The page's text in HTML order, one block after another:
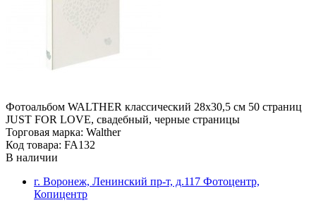
Фотоальбом WALTHER классический 28x30,5 см 50 страниц
JUST FOR LOVE, свадебный, черные страницы
Торговая марка: Walther
Код товара: FA132
В наличии
г. Воронеж, Ленинский пр-т, д.117 Фотоцентр,
Копицентр